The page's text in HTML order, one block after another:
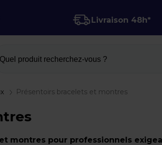
Livraison 48h*
Quel produit recherchez-vous ?
Présentoirs bracelets et montres
montres pour professionnels